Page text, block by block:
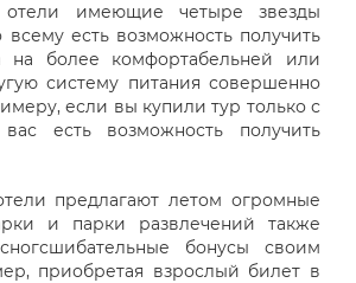
имеющие четыре звезды
есть возможность получить
на более комфортабельней или
систему питания совершенно
если вы купили тур только с
есть возможность получить
предлагают летом огромные
и парки развлечений также
бонусы своим
приобретая взрослый билет в